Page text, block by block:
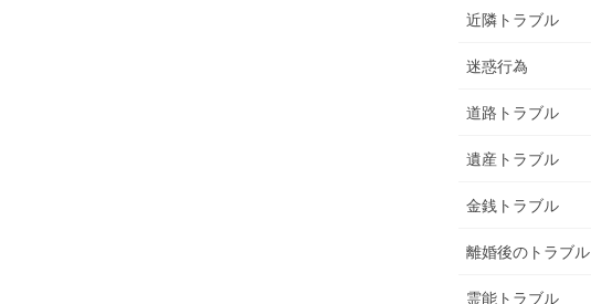
近隣トラブル
迷惑行為
道路トラブル
遺産トラブル
金銭トラブル
離婚後のトラブル
霊能トラブル